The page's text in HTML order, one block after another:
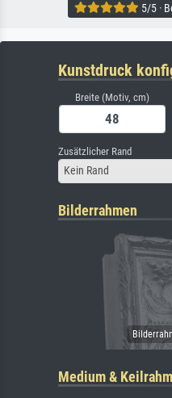
5/5 ·
Kunstdruck
Breite (Motiv, cm)
Zusätzlicher Rand
Kein Rand
Bilderrahmen
Medium &